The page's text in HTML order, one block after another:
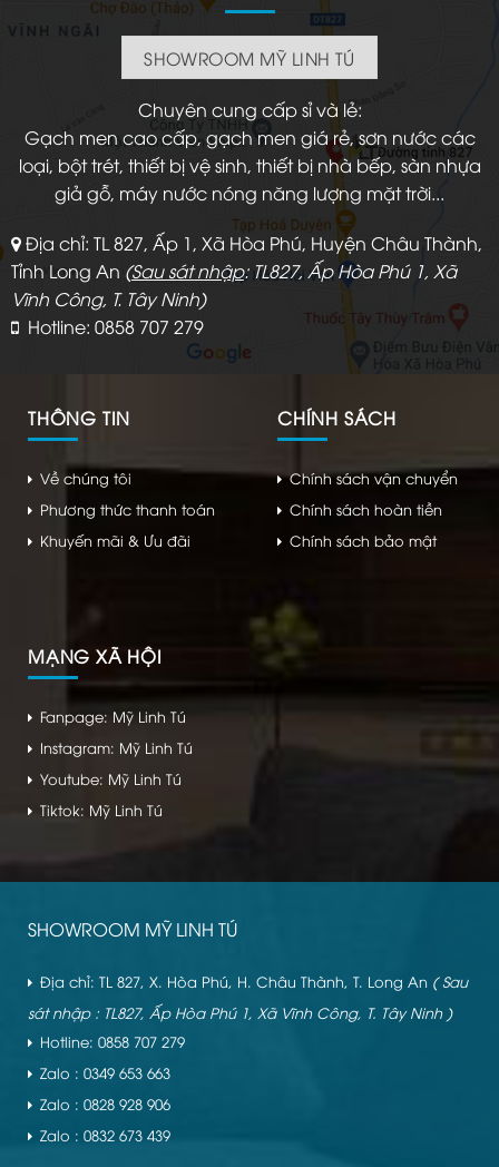
SHOWROOM MỸ LINH TÚ
Chuyên cung cấp sỉ và lẻ:
Gạch men cao cấp, gạch men giá rẻ, sơn nước các
loại, bột trét, thiết bị vệ sinh, thiết bị nhà bếp, sàn nhựa
giả gỗ, máy nước nóng năng lượng mặt trời...
Địa chỉ: TL 827, Ấp 1, Xã Hòa Phú, Huyện Châu Thành,
Tỉnh Long An (Sau sát nhập: TL827, Ấp Hòa Phú 1, Xã
Vĩnh Công, T. Tây Ninh)
Hotline: 0858 707 279
THÔNG TIN
Về chúng tôi
Phương thức thanh toán
Khuyến mãi & Ưu đãi
CHÍNH SÁCH
Chính sách vận chuyển
Chính sách hoàn tiền
Chính sách bảo mật
MẠNG XÃ HỘI
Fanpage: Mỹ Linh Tú
Instagram: Mỹ Linh Tú
Youtube: Mỹ Linh Tú
Tiktok: Mỹ Linh Tú
SHOWROOM MỸ LINH TÚ
Địa chỉ: TL 827, X. Hòa Phú, H. Châu Thành, T. Long An ( Sau
sát nhập : TL827, Ấp Hòa Phú 1, Xã Vĩnh Công, T. Tây Ninh )
Hotline: 0858 707 279
Zalo : 0349 653 663
Zalo : 0828 928 906
Zalo : 0832 673 439